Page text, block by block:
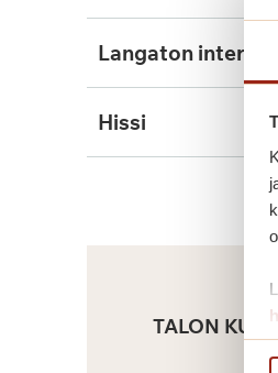
langaton internet
hissi
TALON